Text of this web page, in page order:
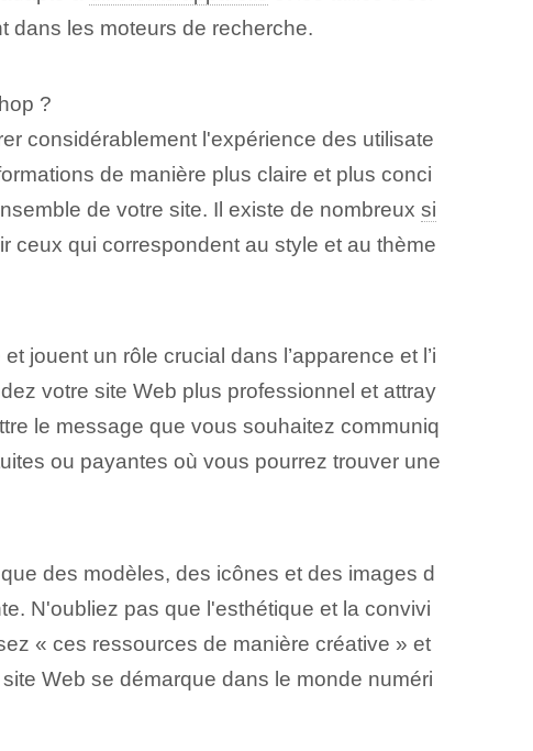
dans les moteurs de recherche.
?
considérablement l'expérience des utilisate
de manière plus claire et plus conci
de votre site. Il existe de nombreux si
ceux qui correspondent au style et au thème
jouent un rôle crucial dans l’apparence et l’i
votre site Web plus professionnel et attray
le message que vous souhaitez communiq
ou payantes où vous pourrez trouver une
des ‌modèles⁢, des icônes et des images d
N'oubliez pas que l'esthétique et la convivi
« ces ressources de manière créative » et
Web se démarque dans le monde numéri